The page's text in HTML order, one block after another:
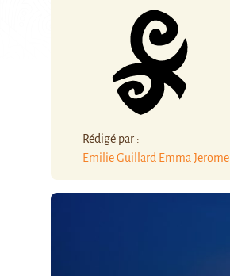
Rédigé par :
Emilie Guillard Emma Jerome